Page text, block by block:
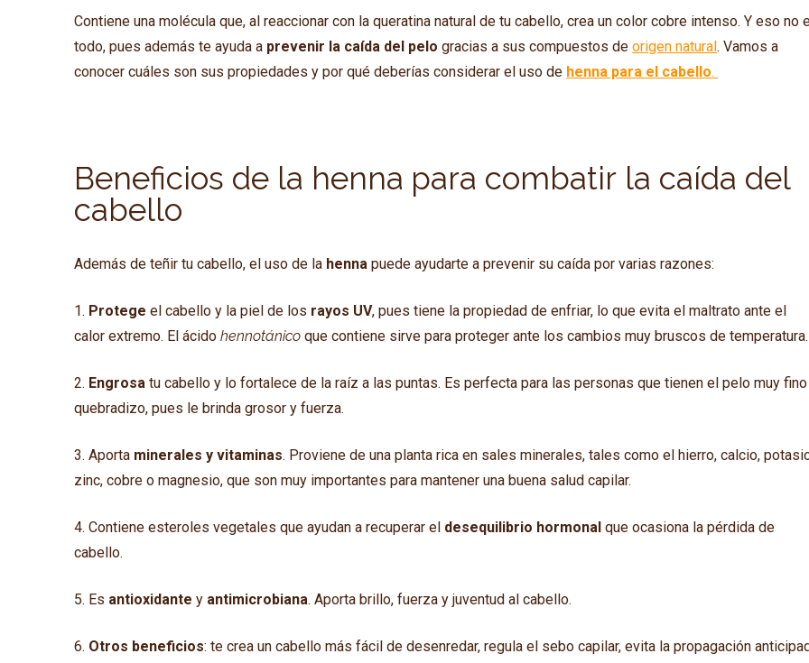
Contiene una molécula que, al reaccionar con la queratina natural de tu cabello, crea un color cobre intenso. Y eso no
todo, pues además te ayuda a prevenir la caída del pelogracias a sus compuestos deorigen natural. Vamos a
conocer cuáles son sus propiedades y por qué deberías considerar el uso de henna para el cabello.
Beneficios de la henna para combatir la caída del
cabello
Además de teñir tu cabello, el uso de la henna puede ayudarte a prevenir su caída por varias razones:
1. Protegeel cabello y la piel de los rayos UV, pues tiene la propiedad de enfriar, lo que evita el maltrato ante el
calor extremo. El ácidohennotánicoque contiene sirve para proteger ante los cambios muy bruscos de temperatura.
2. Engrosatu cabello y lo fortalece de la raíz a las puntas. Es perfecta para las personas que tienen el pelo muy
quebradizo, pues le brinda grosor y fuerza.
3. Aporta minerales y vitaminas. Proviene de una planta rica en sales minerales, tales como el hierro, calcio,
zinc, cobre o magnesio, que son muy importantes para mantener una buena salud capilar.
4. Contiene esteroles vegetales que ayudan a recuperar el desequilibrio hormonal que ocasiona la pérdida de
cabello.
5. Es antioxidantey antimicrobiana. Aporta brillo, fuerza y juventud al cabello.
6. Otros beneficios: te crea un cabello más fácil de desenredar, regula el sebo capilar, evita la propagación